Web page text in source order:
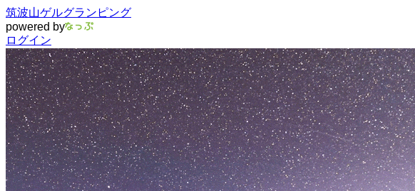
筑波山ゲルグランピング
powered by
ログイン